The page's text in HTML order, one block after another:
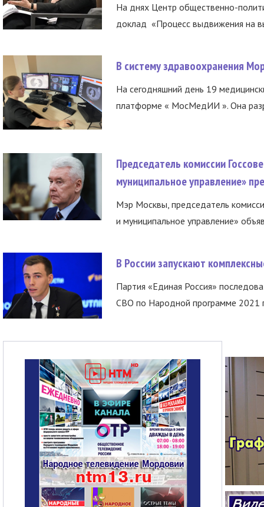
На днях Центр общественно-
доклад «Процесс выдвижения на
В систему здравоохранения
На сегодняшний день 19
платформе « МосМедИИ ». Она
Председатель комиссии
муниципальное управление»
Мэр Москвы, председатель
и муниципальное управление»
В России запускают
Партия «Единая Россия»
СВО по Народной программе 2021